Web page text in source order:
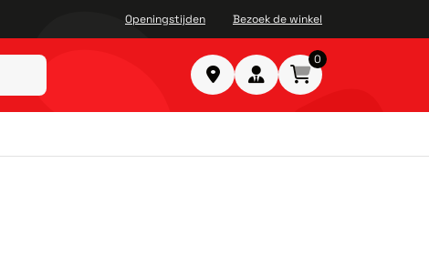
Openingstijden Bezoek de winkel
0